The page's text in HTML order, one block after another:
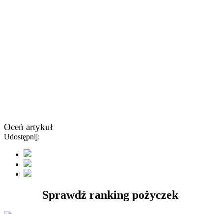
Oceń artykuł
Udostępnij:
Sprawdź ranking pożyczek